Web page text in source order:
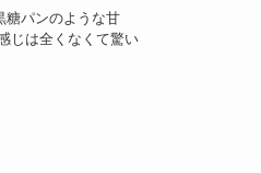
糖パンのような甘
じは全くなくて驚い